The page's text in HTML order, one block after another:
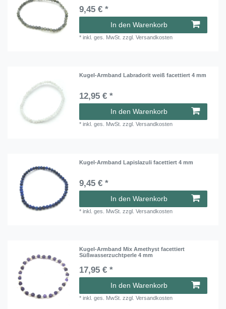
9,45 € *
In den Warenkorb
*inkl. ges. MwSt. zzgl.Versandkosten
Kugel-Armband Labradorit weiß facettiert 4 mm
12,95 € *
In den Warenkorb
*inkl. ges. MwSt. zzgl.Versandkosten
Kugel-Armband Lapislazuli facettiert 4 mm
9,45 € *
In den Warenkorb
*inkl. ges. MwSt. zzgl.Versandkosten
Kugel-Armband Mix Amethyst facettiert
Süßwasserzuchtperle 4 mm
17,95 € *
In den Warenkorb
*inkl. ges. MwSt. zzgl.Versandkosten